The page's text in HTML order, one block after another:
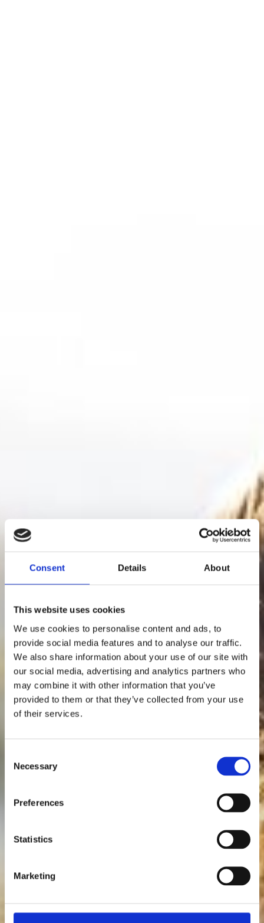
Consent Details About
This website uses cookies
We use cookies to personalise content and ads, to
provide social media features and to analyse our traffic.
We also share information about your use of our site with
our social media, advertising and analytics partners who
may combine it with other information that you’ve
provided to them or that they’ve collected from your use
of their services.
Selection
Necessary
Preferences
Statistics
Marketing